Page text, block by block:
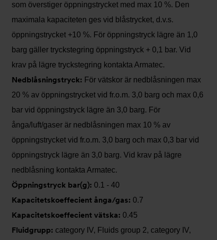
som överstiger öppningstrycket med max 10 %. Den
maximala kapaciteten ges vid blåstrycket, d.v.s.
öppningstrycket +10 %. För öppningstryck lägre än 1,0
barg gäller tryckstegring öppningstryck + 0,1 bar. Vid
krav på lägre tryckstegring kontakta Armatec.
Nedblåsningstryck: För vätskor är nedblåsningen max
20 % av öppningstrycket vid fr.o.m. 3,0 barg och max 0,6
bar vid öppningstryck lägre än 3,0 barg. För
ånga/luft/gaser är nedblåsningen max 10 % av
öppningstrycket vid fr.o.m. 3,0 barg och max 0,3 bar vid
öppningstryck lägre än 3,0 barg. Vid krav på lägre
nedblåsning kontakta Armatec.
Öppningstryck bar(g): 0.1 - 40
Kapacitetskoeffecient ånga/gas: 0.7
Kapacitetskoeffecient vätska: 0.45
Fluidgrupp: category IV, Fluids group 2, category IV,